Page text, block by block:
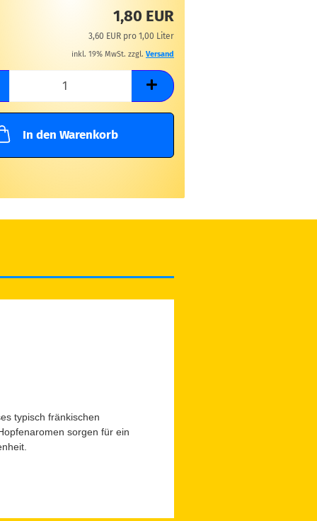
1,80 EUR
3,60 EUR pro 1,00 Liter
inkl. 19% MwSt. zzgl. Versand
In den Warenkorb
typisch fränkischen
sorgen für ein